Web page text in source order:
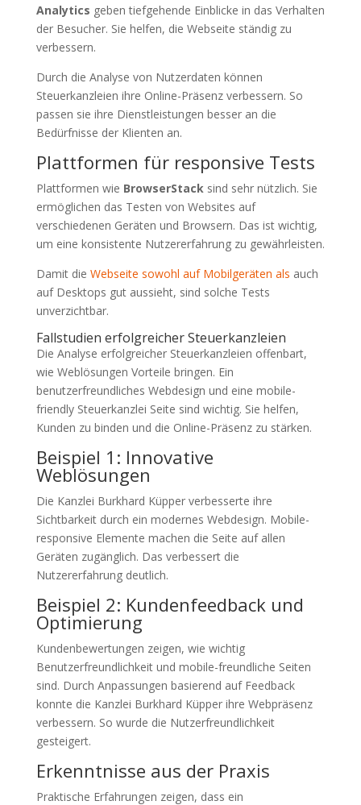
Analytics geben tiefgehende Einblicke in das Verhalten
der Besucher. Sie helfen, die Webseite ständig zu
verbessern.
Durch die Analyse von Nutzerdaten können
Steuerkanzleien ihre Online-Präsenz verbessern. So
passen sie ihre Dienstleistungen besser an die
Bedürfnisse der Klienten an.
Plattformen für responsive Tests
Plattformen wie BrowserStacksind sehr nützlich. Sie
ermöglichen das Testen von Websites auf
verschiedenen Geräten und Browsern. Das ist wichtig,
um eine konsistente Nutzererfahrung zu gewährleisten.
Damit die Webseite sowohl auf Mobilgeräten als auch
auf Desktops gut aussieht, sind solche Tests
unverzichtbar.
Fallstudien erfolgreicher Steuerkanzleien
Die Analyse erfolgreicher Steuerkanzleien offenbart,
wie Weblösungen Vorteile bringen. Ein
benutzerfreundliches Webdesign und eine mobile-
friendly Steuerkanzlei Seite sind wichtig. Sie helfen,
Kunden zu binden und die Online-Präsenz zu stärken.
Beispiel 1: Innovative
Weblösungen
Die Kanzlei Burkhard Küpper verbesserte ihre
Sichtbarkeit durch ein modernes Webdesign. Mobile-
responsive Elemente machen die Seite auf allen
Geräten zugänglich. Das verbessert die
Nutzererfahrung deutlich.
Beispiel 2: Kundenfeedback und
Optimierung
Kundenbewertungen zeigen, wie wichtig
Benutzerfreundlichkeit und mobile-freundliche Seiten
sind. Durch Anpassungen basierend auf Feedback
konnte die Kanzlei Burkhard Küpper ihre Webpräsenz
verbessern. So wurde die Nutzerfreundlichkeit
gesteigert.
Erkenntnisse aus der Praxis
Praktische Erfahrungen zeigen, dass ein